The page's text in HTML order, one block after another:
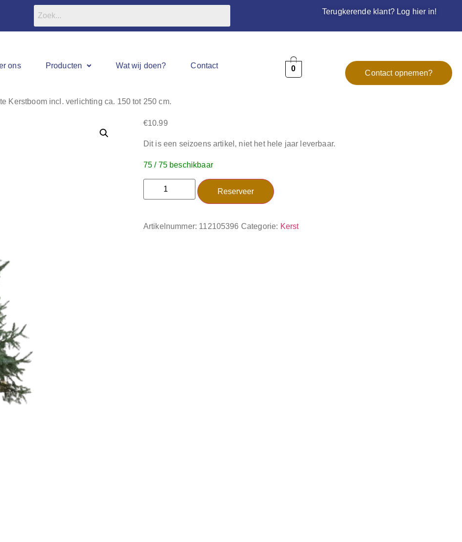
Terugkerende klant? Log hier in!
ons Producten Wat wij doen? Contact 0
Contact opnemen?
Kerstboom incl. verlichting ca. 150 tot 250 cm.
€10.99
Dit is een seizoens artikel, niet het hele jaar leverbaar.
75 / 75 beschikbaar
Reserveer
Artikelnummer: 112105396 Categorie: Kerst